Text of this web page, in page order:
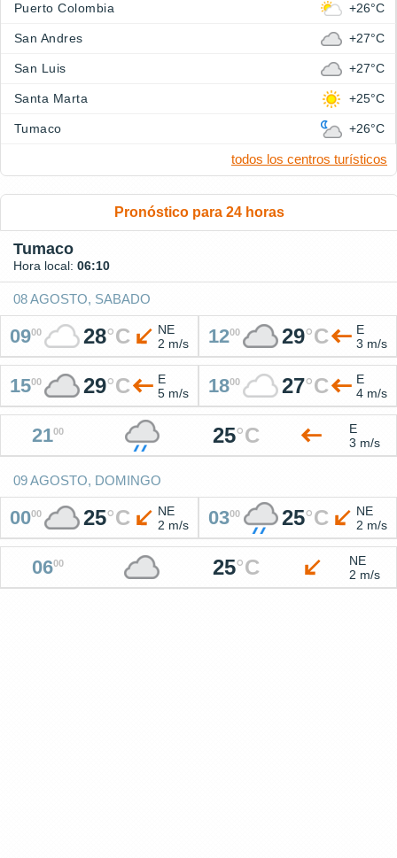
Puerto Colombia +26°C
San Andres +27°C
San Luis +27°C
Santa Marta +25°C
Tumaco +26°C
todos los centros turísticos
Pronóstico para 24 horas
Tumaco
Hora local: 06:10
08 AGOSTO, SABADO
0900 28°C
NE
2 m/s
1200 29°C
E
3 m/s
1500 29°C
E
5 m/s
1800 27°C
E
4 m/s
2100 25°C
E
3 m/s
09 AGOSTO, DOMINGO
0000 25°C
NE
2 m/s
0300 25°C
NE
2 m/s
0600 25°C
NE
2 m/s